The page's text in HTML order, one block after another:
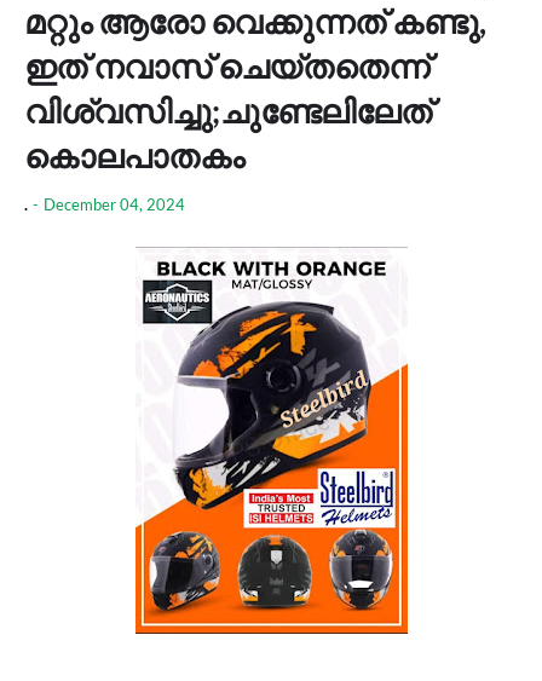
മറ്റും ആരോ വെക്കുന്നത് കണ്ടു,
ഇത് നവാസ് ചെയ്തതെന്ന്
വിശ്വസിച്ചു;ചുണ്ടേലിലേത്
കൊലപാതകം
. - December 04, 2024